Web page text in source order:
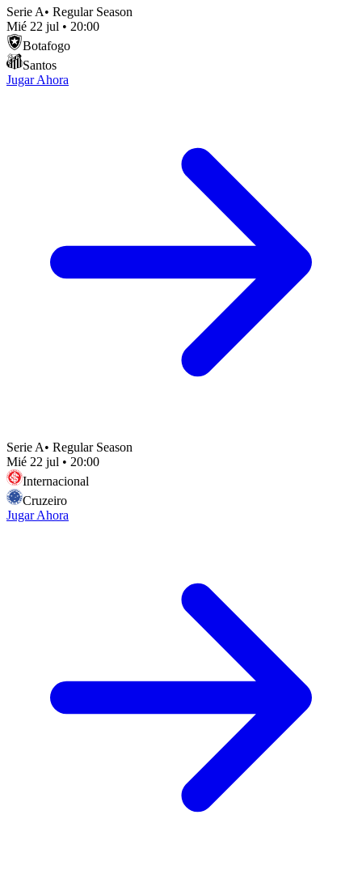
Serie A• Regular Season
Mié 22 jul • 20:00
Botafogo
Santos
Jugar Ahora
Serie A• Regular Season
Mié 22 jul • 20:00
Internacional
Cruzeiro
Jugar Ahora